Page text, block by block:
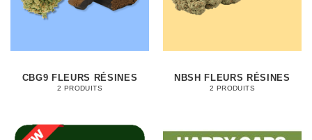
CBG9 FLEURS RÉSINES
2 PRODUITS
NBSH FLEURS RÉSINES
2 PRODUITS